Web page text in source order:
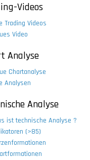
Videos
Trading Videos
Video
Analyse
Chartanalyse
Analysen
Analyse
ist technische Analyse ?
(>85)